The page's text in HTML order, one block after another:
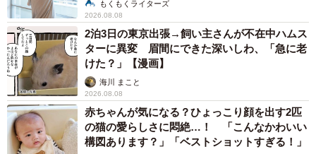
もくもくライターズ
2026.08.08
2泊3日の東京出張→飼い主さんが不在中ハムス
ターに異変 眉間にできた深いしわ、「急に老
けた？」【漫画】
海川 まこと
2026.08.08
赤ちゃんが気になる？ひょっこり顔を出す2匹
の猫の愛らしさに悶絶…！ 「こんなかわいい
構図あります？」「ベストショットすぎる！」